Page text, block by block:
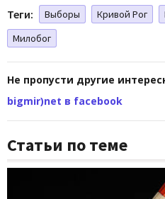
Теги: Выборы Кривой Рог
Милобог
Не пропусти другие
bigmir)net в facebook
Статьи по теме